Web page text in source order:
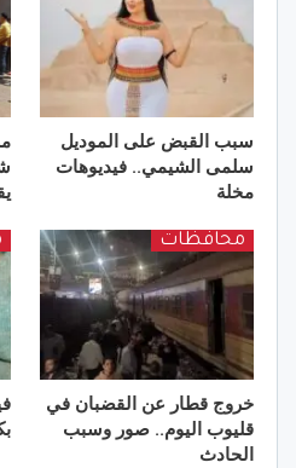
سبب القبض على الموديل
سلمى الشيمي.. فيديوهات
مخلة
محافظات
خروج قطار عن القضبان في
قليوب اليوم.. صور وسبب
الحادث